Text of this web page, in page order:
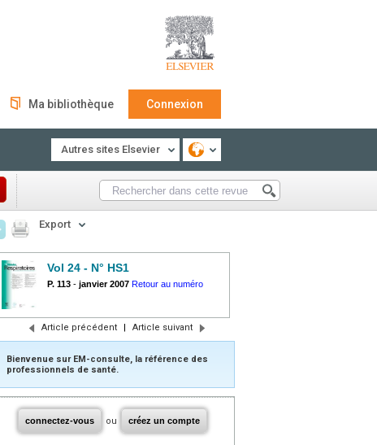
Ma bibliothèque Connexion
Autres sites Elsevier
Export
Vol 24 - N° HS1
P. 113 - janvier 2007 Retour au numéro
Article précédent | Article suivant
Bienvenue sur EM-consulte, la référence des
professionnels de santé.
connectez-vous ou créez un compte